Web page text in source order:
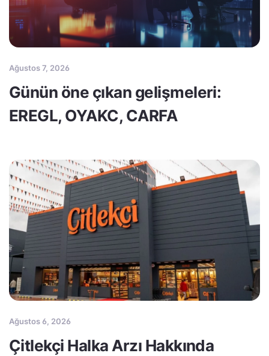
Ağustos 7, 2026
Günün öne çıkan gelişmeleri:
EREGL, OYAKC, CARFA
Ağustos 6, 2026
Çitlekçi Halka Arzı Hakkında